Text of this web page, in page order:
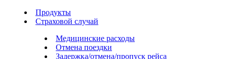
Продукты
Страховой случай
Медицинские расходы
Отмена поездки
Задержка/отмена/пропуск рейса